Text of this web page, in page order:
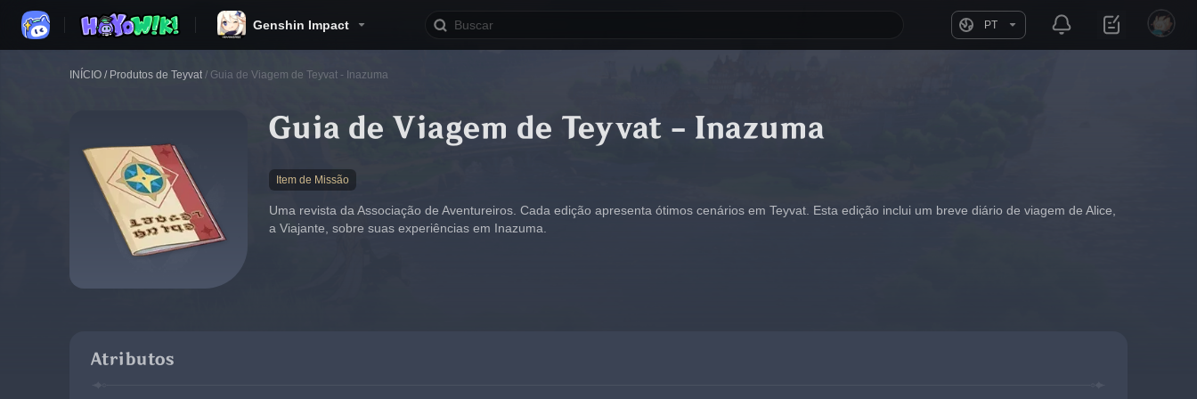
Genshin Impact PT
INÍCIO / Produtos de Teyvat / Guia de Viagem de Teyvat - Inazuma
Guia de Viagem de Teyvat - Inazuma
Item de Missão
Uma revista da Associação de Aventureiros. Cada edição apresenta ótimos cenários em Teyvat. Esta edição inclui um breve diário de viagem de Alice,
a Viajante, sobre suas experiências em Inazuma.
Atributos